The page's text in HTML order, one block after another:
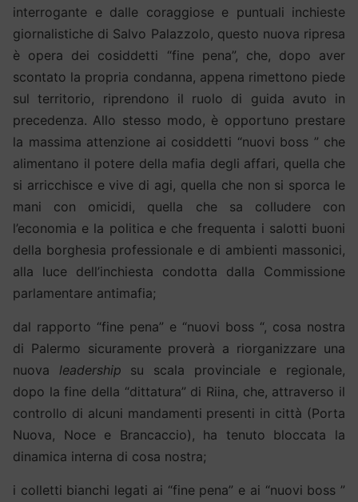
interrogante e dalle coraggiose e puntuali inchieste
giornalistiche di Salvo Palazzolo, questo nuova ripresa
è opera dei cosiddetti “fine pena”, che, dopo aver
scontato la propria condanna, appena rimettono piede
sul territorio, riprendono il ruolo di guida avuto in
precedenza. Allo stesso modo, è opportuno prestare
la massima attenzione ai cosiddetti “nuovi boss ” che
alimentano il potere della mafia degli affari, quella che
si arricchisce e vive di agi, quella che non si sporca le
mani con omicidi, quella che sa colludere con
l’economia e la politica e che frequenta i salotti buoni
della borghesia professionale e di ambienti massonici,
alla luce dell’inchiesta condotta dalla Commissione
parlamentare antimafia;
dal rapporto “fine pena” e “nuovi boss “, cosa nostra
di Palermo sicuramente proverà a riorganizzare una
nuova leadership su scala provinciale e regionale,
dopo la fine della “dittatura” di Riina, che, attraverso il
controllo di alcuni mandamenti presenti in città (Porta
Nuova, Noce e Brancaccio), ha tenuto bloccata la
dinamica interna di cosa nostra;
i colletti bianchi legati ai “fine pena” e ai “nuovi boss ”